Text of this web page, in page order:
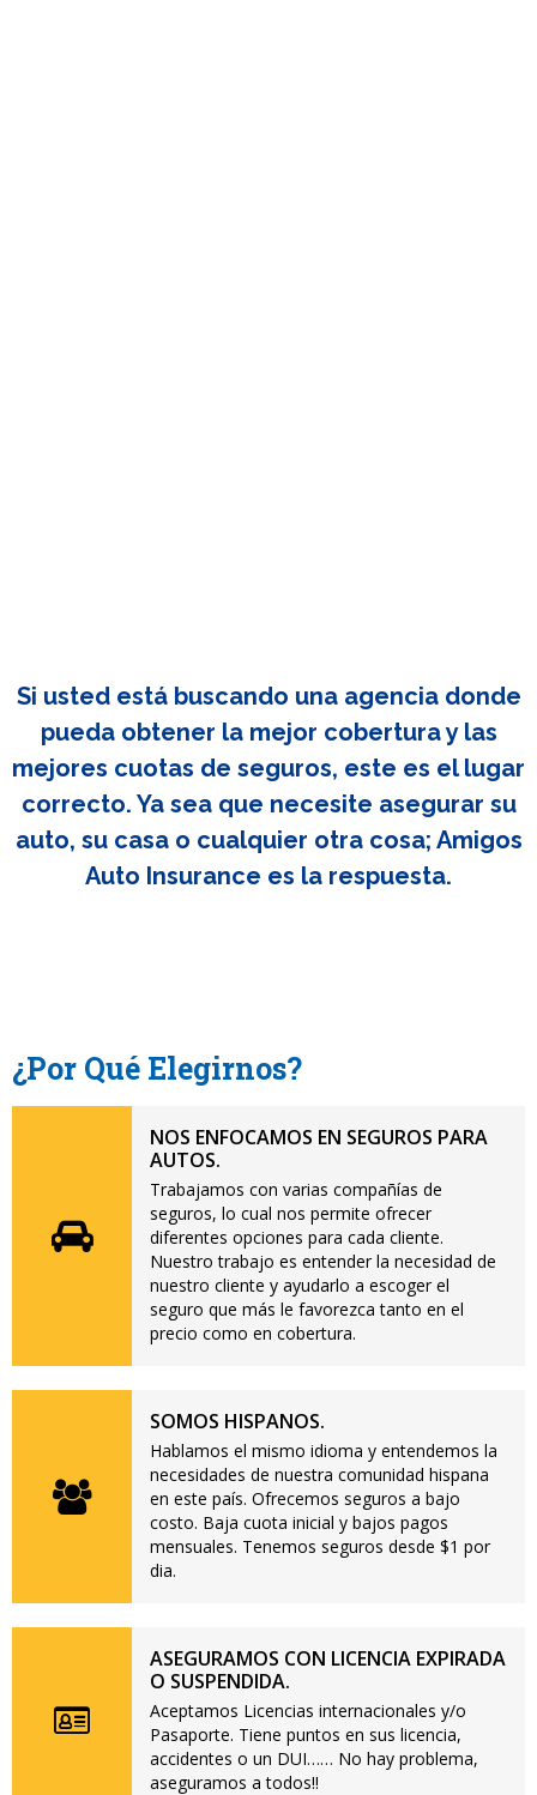
Si usted está buscando una agencia donde
pueda obtener la mejor cobertura y las
mejores cuotas de seguros, este es el lugar
correcto. Ya sea que necesite asegurar su
auto, su casa o cualquier otra cosa; Amigos
Auto Insurance es la respuesta.
¿Por Qué Elegirnos?
NOS ENFOCAMOS EN SEGUROS PARA
AUTOS.
Trabajamos con varias compañías de
seguros, lo cual nos permite ofrecer
diferentes opciones para cada cliente.
Nuestro trabajo es entender la necesidad de
nuestro cliente y ayudarlo a escoger el
seguro que más le favorezca tanto en el
precio como en cobertura.
SOMOS HISPANOS.
Hablamos el mismo idioma y entendemos la
necesidades de nuestra comunidad hispana
en este país. Ofrecemos seguros a bajo
costo. Baja cuota inicial y bajos pagos
mensuales. Tenemos seguros desde $1 por
dia.
ASEGURAMOS CON LICENCIA EXPIRADA
O SUSPENDIDA.
Aceptamos Licencias internacionales y/o
Pasaporte. Tiene puntos en sus licencia,
accidentes o un DUI…… No hay problema,
aseguramos a todos!!